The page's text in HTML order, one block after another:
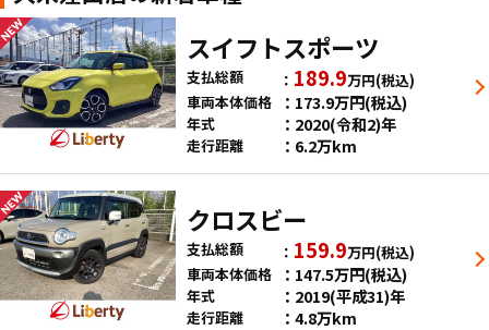
スイフトスポーツ
支払総額 189.9万円(税込)
車両本体価格
173.9万円(税込)
年式 2020(令和2)年
走行距離 6.2万km
クロスビー
支払総額 159.9万円(税込)
車両本体価格
147.5万円(税込)
年式 2019(平成31)年
走行距離 4.8万km